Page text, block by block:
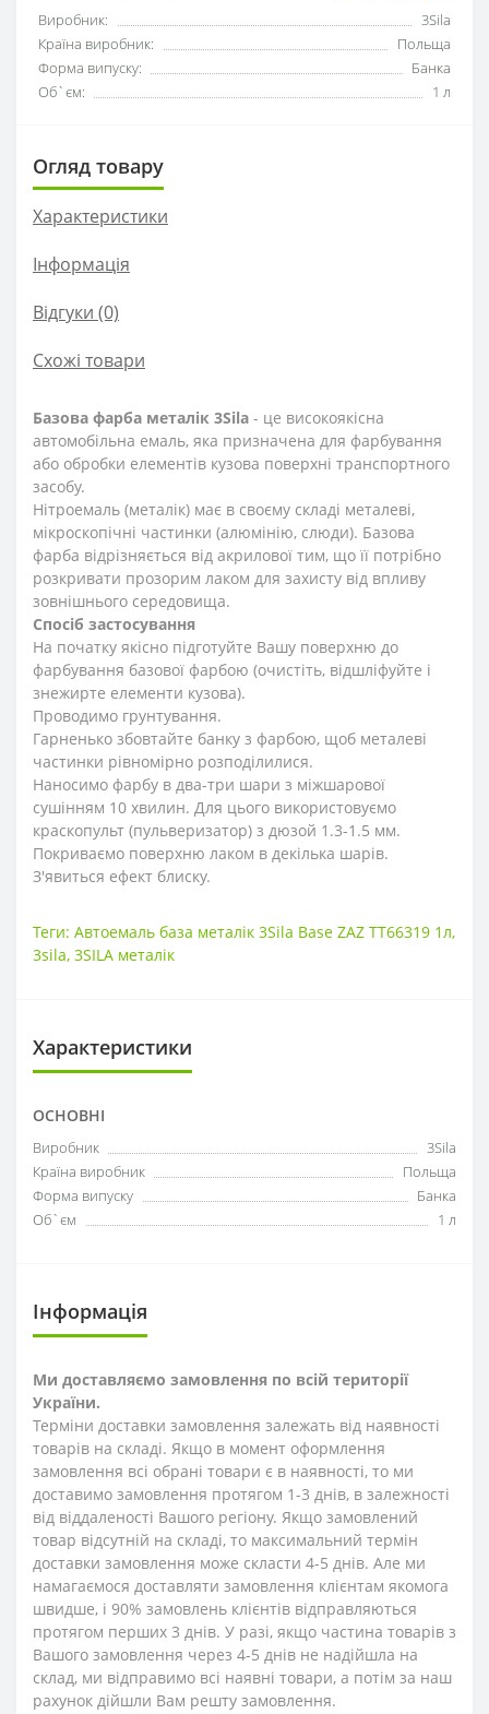
Виробник:
3Sila
Країна виробник:
Польща
Форма випуску:
Банка
Об`єм:
1 л
Огляд товару
Характеристики
Інформація
Відгуки (0)
Схожі товари
Базова фарба металік 3Sila - це високоякісна
автомобільна емаль, яка призначена для фарбування
або обробки елементів кузова поверхні транспортного
засобу.
Нітроемаль (металік) має в своєму складі металеві,
мікроскопічні частинки (алюмінію, слюди). Базова
фарба відрізняється від акрилової тим, що її потрібно
розкривати прозорим лаком для захисту від впливу
зовнішнього середовища.
Спосіб застосування
На початку якісно підготуйте Вашу поверхню до
фарбування базової фарбою (очистіть, відшліфуйте і
знежирте елементи кузова).
Проводимо грунтування.
Гарненько збовтайте банку з фарбою, щоб металеві
частинки рівномірно розподілилися.
Наносимо фарбу в два-три шари з міжшарової
сушінням 10 хвилин. Для цього використовуємо
краскопульт (пульверизатор) з дюзой 1.3-1.5 мм.
Покриваємо поверхню лаком в декілька шарів.
З'явиться ефект блиску.
Теги: Автоемаль база металік 3Sila Base ZAZ TT66319 1л,
3sila, 3SILA металік
Характеристики
ОСНОВНІ
Виробник
3Sila
Країна виробник
Польща
Форма випуску
Банка
Об`єм
1 л
Інформація
Ми доставляємо замовлення по всій території
України.
Терміни доставки замовлення залежать від наявності
товарів на складі. Якщо в момент оформлення
замовлення всі обрані товари є в наявності, то ми
доставимо замовлення протягом 1-3 днів, в залежності
від віддаленості Вашого регіону. Якщо замовлений
товар відсутній на складі, то максимальний термін
доставки замовлення може скласти 4-5 днів. Але ми
намагаємося доставляти замовлення клієнтам якомога
швидше, і 90% замовлень клієнтів відправляються
протягом перших 3 днів. У разі, якщо частина товарів з
Вашого замовлення через 4-5 днів не надійшла на
склад, ми відправимо всі наявні товари, а потім за наш
рахунок дійшли Вам решту замовлення.